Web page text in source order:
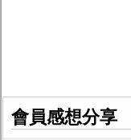
會員感想分享